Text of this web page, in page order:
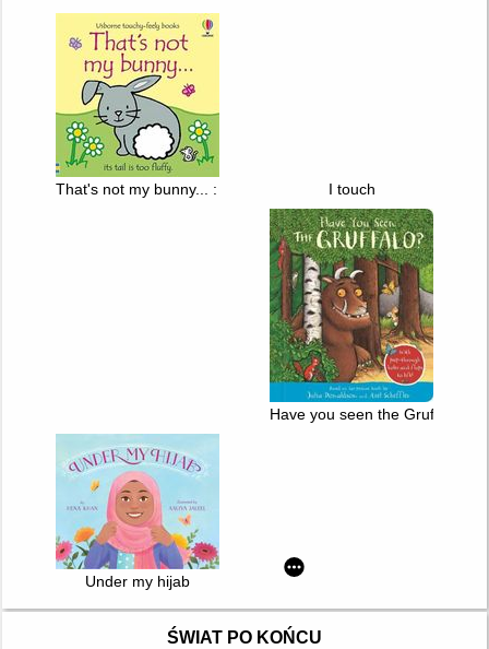
That's not my bunny... : [its tail is too fluffy.]I touch
Have you seen the Gruffalo?
Under my hijab
ŚWIAT PO KOŃCU